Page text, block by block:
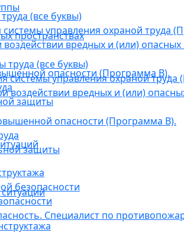
(все буквы)
управления охраной труда
вредных и (или)
опасности (Программа В).
защиты
безопасности
Специалист по
пространствах
труда (все буквы)
управления охраной труда
вредных и (или)
опасности (Программа В).
защиты